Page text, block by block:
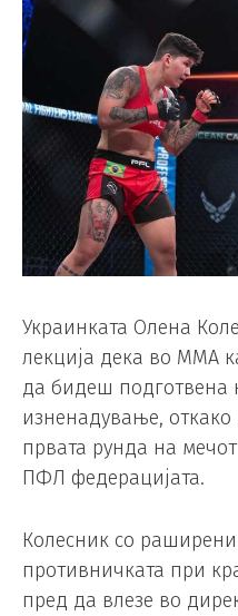
Украинката Олена
лекција дека во ММА
да бидеш подготвена
изненадување, откако
првата рунда на
ПФЛ федерацијата.
Колесник со
противничката при
пред да влезе во